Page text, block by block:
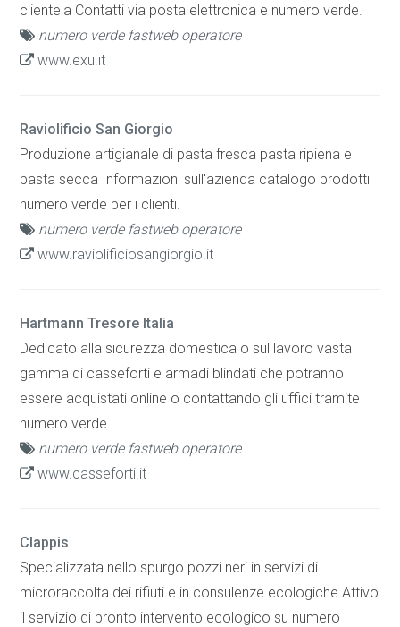
clientela Contatti via posta elettronica e numero verde.
numero verde fastweb operatore
www.exu.it
Raviolificio San Giorgio
Produzione artigianale di pasta fresca pasta ripiena e
pasta secca Informazioni sull'azienda catalogo prodotti
numero verde per i clienti.
numero verde fastweb operatore
www.raviolificiosangiorgio.it
Hartmann Tresore Italia
Dedicato alla sicurezza domestica o sul lavoro vasta
gamma di casseforti e armadi blindati che potranno
essere acquistati online o contattando gli uffici tramite
numero verde.
numero verde fastweb operatore
www.casseforti.it
Clappis
Specializzata nello spurgo pozzi neri in servizi di
microraccolta dei rifiuti e in consulenze ecologiche Attivo
il servizio di pronto intervento ecologico su numero